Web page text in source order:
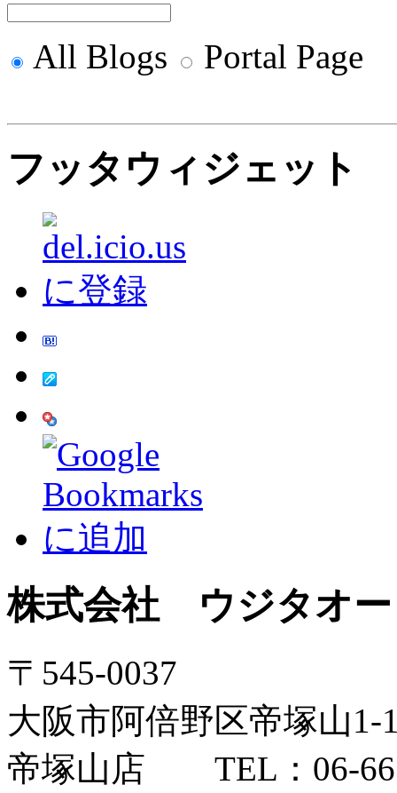
All Blogs Portal Page
フッタウィジェット
株式会社 ウジタオー
〒545-0037
大阪市阿倍野区帝塚山1-
帝塚山店 TEL：06-